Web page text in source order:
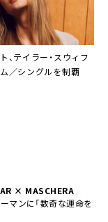
、 テイラー・スウィフ
／シングルを制覇
× MASCHERA
マンに「数奇な運命を